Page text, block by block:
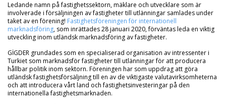
Ledande namn på fastighetssektorn, mäklare och utvecklare som är
involverade i försäljningen av fastigheter till utlänningar samlades under
taket av en förening! Fastighetsföreningen för internationell
marknadsföring, som inrättades 28 januari 2020, förväntas leda en viktig
utveckling inom utländsk marknadsföring av fastigheter.
GİGDER grundades som en specialiserad organisation av intressenter i
Turkiet som marknadsför fastigheter till utlänningar för att producera
hållbar politik inom sektorn. Föreningen har som uppdrag att göra
utländsk fastighetsförsäljning till en av de viktigaste valutavirksomheterna
och att introducera vårt land och fastighetsinvesteringar på den
internationella fastighetsmarknaden.